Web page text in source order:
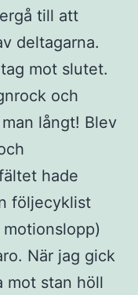
till att
deltagarna.
mot slutet.
och
långt! Blev
hade
följecyklist
När jag gick
mot stan höll